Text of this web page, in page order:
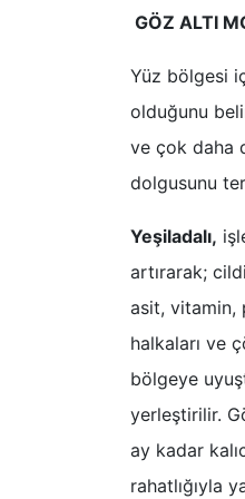
GÖZ ALTI
Yüz bölgesi
olduğunu
ve çok daha
dolgusunu
Yeşiladalı,
artırarak;
asit, vitamin,
halkaları ve
bölgeye
yerleştirilir.
ay kadar
rahatlığıyla